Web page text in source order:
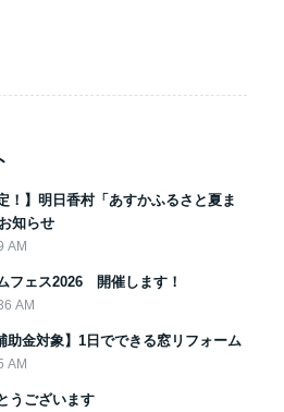
！】明日香村「あすかふるさと夏ま
知らせ
AM
フェス2026 開催します！
AM
助金対象】1日でできる窓リフォーム
AM
うございます